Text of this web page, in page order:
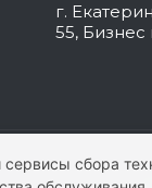
г.
55, Бизнес
сервисы сбора